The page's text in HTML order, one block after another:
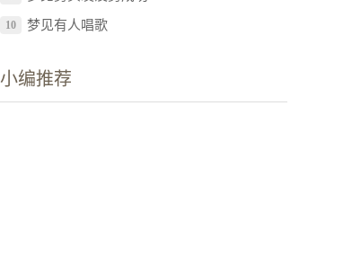
10 梦见有人唱歌
小编推荐